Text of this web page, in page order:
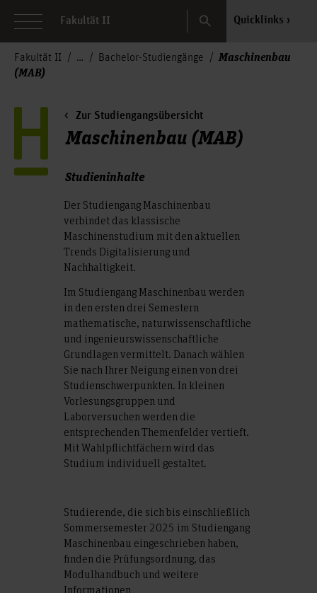
Fakultät II Search Quicklinks
Fakultät II Bachelor-Studiengänge
Maschinenbau
(MAB)
Zur Studiengangsübersicht
Maschinenbau (MAB)
Studieninhalte
Der Studiengang Maschinenbau
verbindet das klassische
Maschinenstudium mit den aktuellen
Trends Digitalisierung und
Nachhaltigkeit.
Im Studiengang Maschinenbau werden
in den ersten drei Semestern
mathematische, naturwissenschaftliche
und ingenieurswissenschaftliche
Grundlagen vermittelt. Danach wählen
Sie nach Ihrer Neigung einen von drei
Studienschwerpunkten. In kleinen
Vorlesungsgruppen und
Laborversuchen werden die
entsprechenden Themenfelder vertieft.
Mit Wahlpflichtfächern wird das
Studium individuell gestaltet.
Studierende, die sich bis einschließlich
Sommersemester 2025 im Studiengang
Maschinenbau eingeschrieben haben,
finden die Prüfungsordnung, das
Modulhandbuch und weitere
Informationen